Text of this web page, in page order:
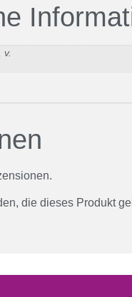
v.
die dieses Produkt